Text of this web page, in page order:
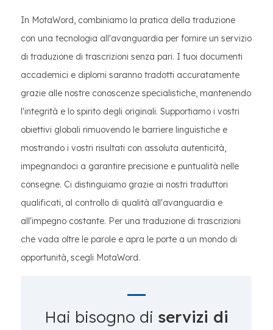
In MotaWord, combiniamo la pratica della traduzione
con una tecnologia all'avanguardia per fornire un servizio
di traduzione di trascrizioni senza pari. I tuoi documenti
accademici e diplomi saranno tradotti accuratamente
grazie alle nostre conoscenze specialistiche, mantenendo
l'integrità e lo spirito degli originali. Supportiamo i vostri
obiettivi globali rimuovendo le barriere linguistiche e
mostrando i vostri risultati con assoluta autenticità,
impegnandoci a garantire precisione e puntualità nelle
consegne. Ci distinguiamo grazie ai nostri traduttori
qualificati, al controllo di qualità all'avanguardia e
all'impegno costante. Per una traduzione di trascrizioni
che vada oltre le parole e apra le porte a un mondo di
opportunità, scegli MotaWord.
Hai bisogno di servizi di